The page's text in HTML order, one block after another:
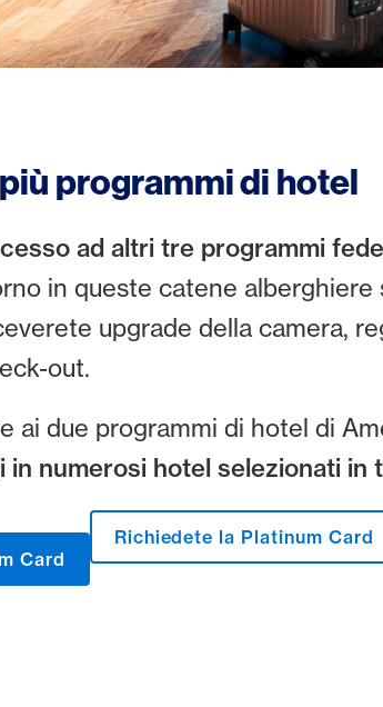
programmi di hotel
ad altri tre programmi
in queste catene
upgrade della camera,
out.
ai due programmi di hotel di
in numerosi hotel selezionati in
Card
Richiedete la Platinum Card